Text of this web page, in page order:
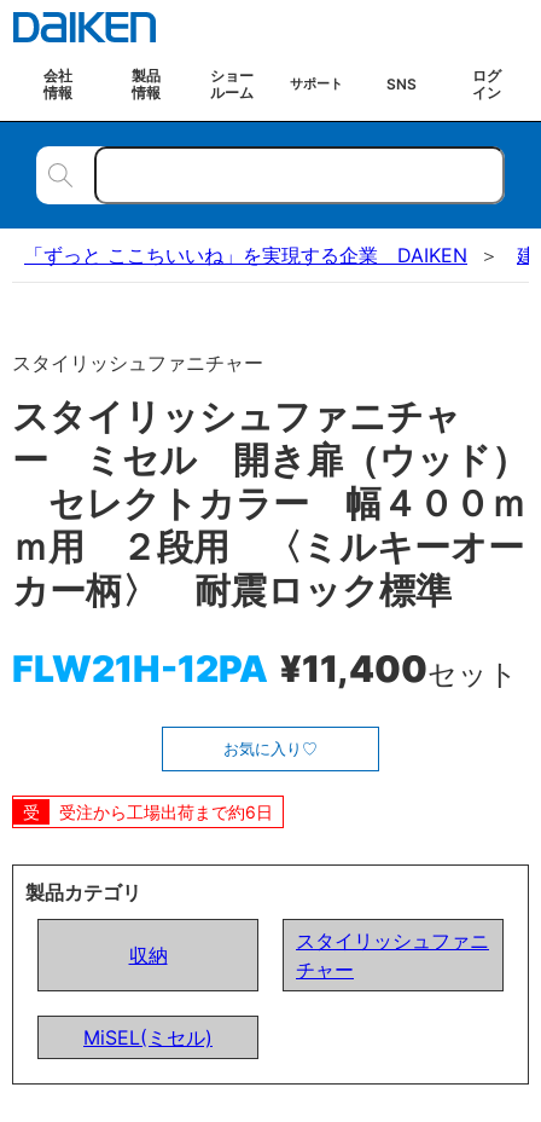
会社
情報
製品
情報
ショー
ルーム
サポート SNS
ログ
イン
「ずっと ここちいいね」を実現する企業 DAIKEN 建
スタイリッシュファニチャー
スタイリッシュファニチャ
ー ミセル 開き扉（ウッド）
セレクトカラー 幅４００ｍ
ｍ用 ２段用 〈ミルキーオー
カー柄〉 耐震ロック標準
FLW21H-12PA ¥11,400セット
お気に入り
受注から工場出荷まで約6日
製品カテゴリ
収納
スタイリッシュファニ
チャー
MiSEL(ミセル)